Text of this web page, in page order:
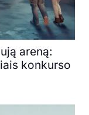
areną:
konkurso